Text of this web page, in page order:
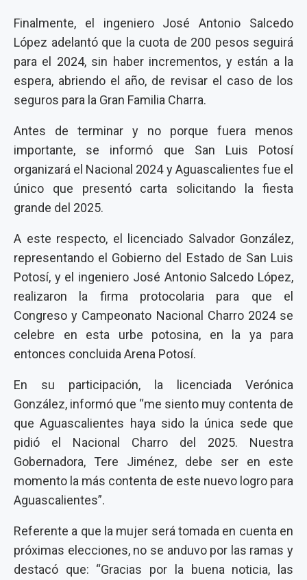
Finalmente, el ingeniero José Antonio Salcedo
López adelantó que la cuota de 200 pesos seguirá
para el 2024, sin haber incrementos, y están a la
espera, abriendo el año, de revisar el caso de los
seguros para la Gran Familia Charra.
Antes de terminar y no porque fuera menos
importante, se informó que San Luis Potosí
organizará el Nacional 2024 y Aguascalientes fue el
único que presentó carta solicitando la fiesta
grande del 2025.
A este respecto, el licenciado Salvador González,
representando el Gobierno del Estado de San Luis
Potosí, y el ingeniero José Antonio Salcedo López,
realizaron la firma protocolaria para que el
Congreso y Campeonato Nacional Charro 2024 se
celebre en esta urbe potosina, en la ya para
entonces concluida Arena Potosí.
En su participación, la licenciada Verónica
González, informó que “me siento muy contenta de
que Aguascalientes haya sido la única sede que
pidió el Nacional Charro del 2025. Nuestra
Gobernadora, Tere Jiménez, debe ser en este
momento la más contenta de este nuevo logro para
Aguascalientes”.
Referente a que la mujer será tomada en cuenta en
próximas elecciones, no se anduvo por las ramas y
destacó que: “Gracias por la buena noticia, las